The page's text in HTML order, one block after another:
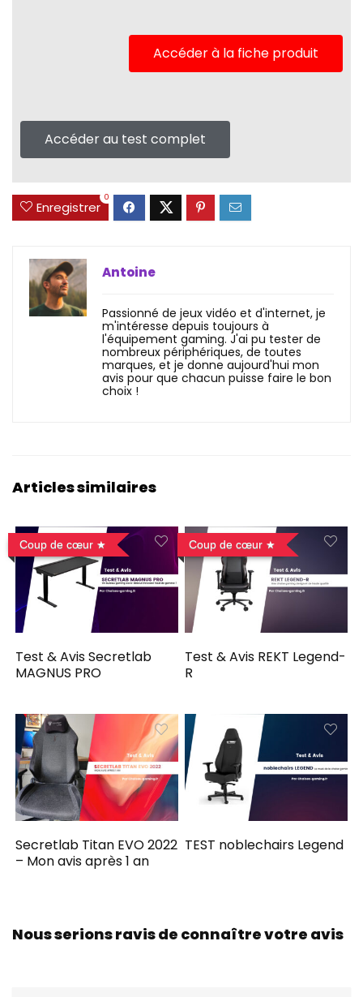
Accéder à la fiche produit
Accéder au test complet
Enregistrer
0
Antoine
Passionné de jeux vidéo et d'internet, je
m'intéresse depuis toujours à
l'équipement gaming. J'ai pu tester de
nombreux périphériques, de toutes
marques, et je donne aujourd'hui mon
avis pour que chacun puisse faire le bon
choix !
Articles similaires
Coup de cœur
Test & Avis Secretlab
MAGNUS PRO
Coup de cœur
Test & Avis REKT Legend-
R
Secretlab Titan EVO 2022
– Mon avis après 1 an
TEST noblechairs Legend
Nous serions ravis de connaître votre avis